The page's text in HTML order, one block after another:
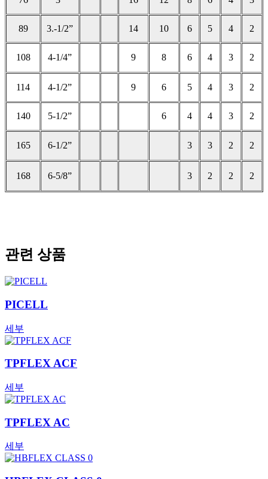
89 3.-1/2” 14 10 6 5 4 2
108 4-1/4” 9 8 6 4 3 2
114 4-1/2” 9 6 5 4 3 2
140 5-1/2” 6 4 4 3 2
165 6-1/2” 3 3 2 2
168 6-5/8” 3 2 2 2
관련 상품
PICELL
세부
TPFLEX ACF
세부
TPFLEX AC
세부